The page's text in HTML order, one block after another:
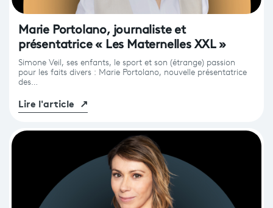
Marie Portolano, journaliste et
présentatrice « Les Maternelles XXL »
Simone Veil, ses enfants, le sport et son (étrange) passion
pour les faits divers : Marie Portolano, nouvelle présentatrice
des…
Lire l'article ↗